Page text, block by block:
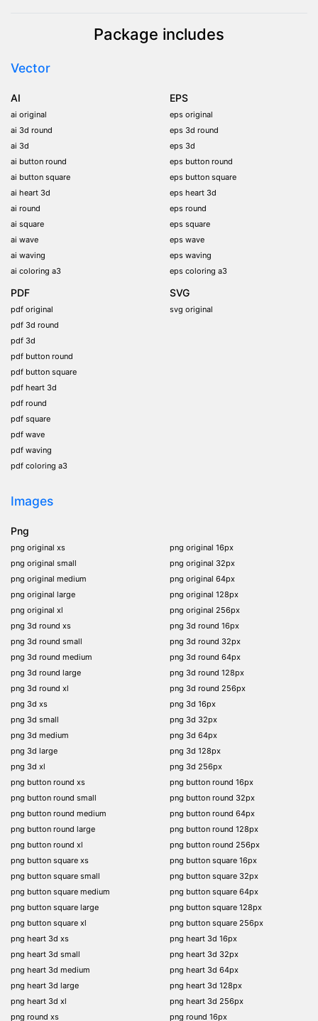
Package includes
Vector
AI
ai original
ai 3d round
ai 3d
ai button round
ai button square
ai heart 3d
ai round
ai square
ai wave
ai waving
ai coloring a3
EPS
eps original
eps 3d round
eps 3d
eps button round
eps button square
eps heart 3d
eps round
eps square
eps wave
eps waving
eps coloring a3
PDF
pdf original
pdf 3d round
pdf 3d
pdf button round
pdf button square
pdf heart 3d
pdf round
pdf square
pdf wave
pdf waving
pdf coloring a3
SVG
svg original
Images
Png
png original xs
png original small
png original medium
png original large
png original xl
png 3d round xs
png 3d round small
png 3d round medium
png 3d round large
png 3d round xl
png 3d xs
png 3d small
png 3d medium
png 3d large
png 3d xl
png button round xs
png button round small
png button round medium
png button round large
png button round xl
png button square xs
png button square small
png button square medium
png button square large
png button square xl
png heart 3d xs
png heart 3d small
png heart 3d medium
png heart 3d large
png heart 3d xl
png round xs
png original 16px
png original 32px
png original 64px
png original 128px
png original 256px
png 3d round 16px
png 3d round 32px
png 3d round 64px
png 3d round 128px
png 3d round 256px
png 3d 16px
png 3d 32px
png 3d 64px
png 3d 128px
png 3d 256px
png button round 16px
png button round 32px
png button round 64px
png button round 128px
png button round 256px
png button square 16px
png button square 32px
png button square 64px
png button square 128px
png button square 256px
png heart 3d 16px
png heart 3d 32px
png heart 3d 64px
png heart 3d 128px
png heart 3d 256px
png round 16px